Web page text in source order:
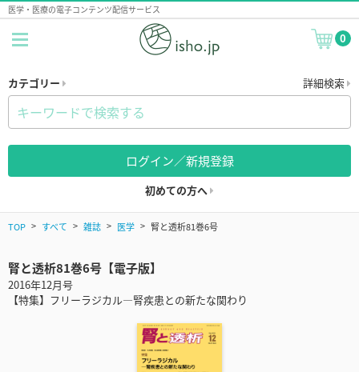
医学・医療の電子コンテンツ配信サービス
0
カテゴリー 詳細検索
ログイン／新規登録
初めての方へ
TOP すべて 雑誌 医学 腎と透析81巻6号
腎と透析81巻6号【電子版】
2016年12月号
【特集】フリーラジカル―腎疾患との新たな関わり